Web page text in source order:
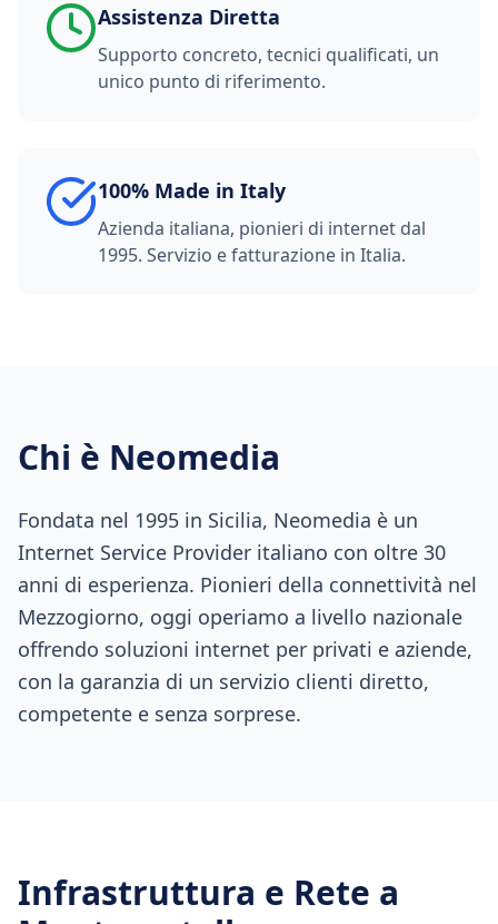
Assistenza Diretta
Supporto concreto, tecnici qualificati, un
unico punto di riferimento.
100% Made in Italy
Azienda italiana, pionieri di internet dal
1995. Servizio e fatturazione in Italia.
Chi è Neomedia
Fondata nel 1995 in Sicilia, Neomedia è un
Internet Service Provider italiano con oltre 30
anni di esperienza. Pionieri della connettività nel
Mezzogiorno, oggi operiamo a livello nazionale
offrendo soluzioni internet per privati e aziende,
con la garanzia di un servizio clienti diretto,
competente e senza sorprese.
Infrastruttura e Rete a